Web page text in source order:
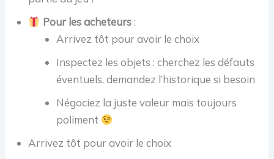
Pour les acheteurs:
Arrivez tôt pour avoir le choix
Inspectez les objets : cherchez les défauts
éventuels, demandez l’historique si besoin
Négociez la juste valeur mais toujours
poliment
Arrivez tôt pour avoir le choix